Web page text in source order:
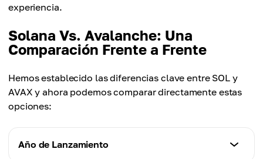
experiencia.
Solana Vs. Avalanche: Una
Comparación Frente a Frente
Hemos establecido las diferencias clave entre SOL y
AVAX y ahora podemos comparar directamente estas
opciones:
Año de Lanzamiento